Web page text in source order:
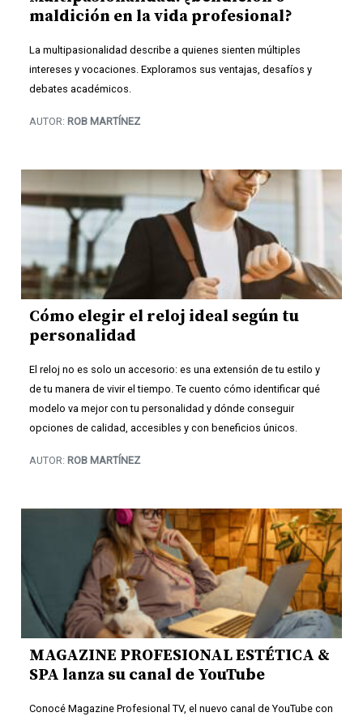
maldición en la vida profesional?
La multipasionalidad describe a quienes sienten múltiples
intereses y vocaciones. Exploramos sus ventajas, desafíos y
debates académicos.
AUTOR: ROB MARTÍNEZ
Cómo elegir el reloj ideal según tu
personalidad
El reloj no es solo un accesorio: es una extensión de tu estilo y
de tu manera de vivir el tiempo. Te cuento cómo identificar qué
modelo va mejor con tu personalidad y dónde conseguir
opciones de calidad, accesibles y con beneficios únicos.
AUTOR: ROB MARTÍNEZ
MAGAZINE PROFESIONAL ESTÉTICA &
SPA lanza su canal de YouTube
Conocé Magazine Profesional TV, el nuevo canal de YouTube con